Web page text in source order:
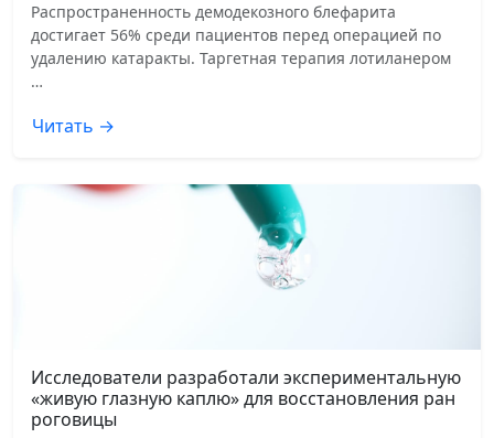
Распространенность демодекозного блефарита
достигает 56% среди пациентов перед операцией по
удалению катаракты. Таргетная терапия лотиланером
…
Читать →
Исследователи разработали экспериментальную
«живую глазную каплю» для восстановления ран
роговицы